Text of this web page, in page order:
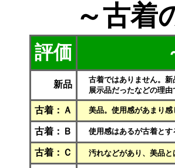
～古着
評価
新品
古着ではありません。新
展示品だったなどの理由
古着：Ａ 美品。使用感があまり感
古着：Ｂ 使用感はあるが古着と
古着：Ｃ 汚れなどがあり、美品と